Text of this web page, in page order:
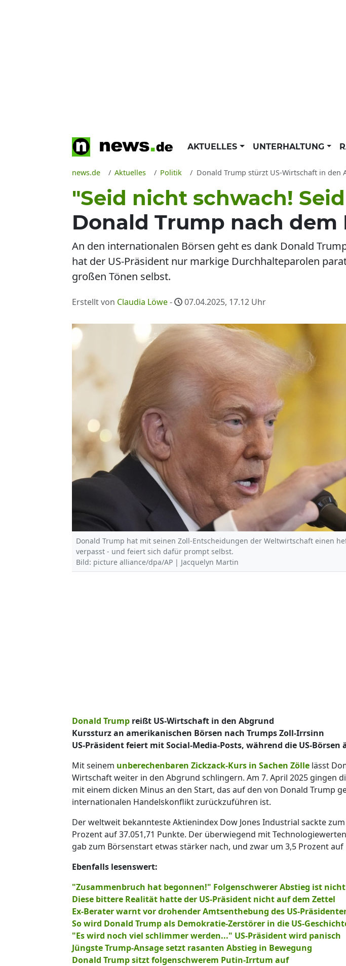
AKTUELLES UNTERHALTUNG
news.de Aktuelles Politik Donald Trump stürzt US-Wirtschaft in den
"Seid nicht schwach!
Donald Trump nach dem
An den internationalen Börsen geht es dank Donald
hat der US-Präsident nur markige Durchhalteparolen
großen Tönen selbst.
Erstellt von Claudia Löwe- 07.04.2025, 17.12 Uhr
Donald Trump hat mit seinen Zoll-Entscheidungen der Weltwirtschaft einen
verpasst - und feiert sich dafür prompt selbst.
Bild: picture alliance/dpa/AP | Jacquelyn Martin
Donald Trump reißt US-Wirtschaft in den Abgrund
Kurssturz an amerikanischen Börsen nach Trumps Zoll-Irrsinn
US-Präsident feiert mit Social-Media-Posts, während die US-Börsen
Mit seinem unberechenbaren Zickzack-Kurs in Sachen Zölle lässt
Wirtschaft weiter in den Abgrund schlingern. Am 7. April 2025 gingen
mit einem dicken Minus an den Start, das auf den von Donald Trump
internationalen Handelskonflikt zurückzuführen ist.
Der weltweit bekannteste Aktienindex Dow Jones Industrial sackte
Prozent auf 37.051,71 Punkte. Der überwiegend mit
gab zum Börsenstart etwas stärker nach, und zwar um 3,5 Prozent auf
Ebenfalls lesenswert:
"Zusammenbruch hat begonnen!" Folgenschwerer Abstieg ist
Diese bittere Realität hatte der US-Präsident nicht auf dem Zettel
Ex-Berater warnt vor drohender Amtsenthebung des US-
So wird Donald Trump als Demokratie-Zerstörer in die US-
"Es wird noch viel schlimmer werden..." US-Präsident wird panisch
Jüngste Trump-Ansage setzt rasanten Abstieg in Bewegung
Donald Trump sitzt folgenschwerem Putin-Irrtum auf